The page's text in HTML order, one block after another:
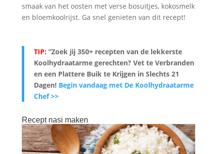
smaak van het oosten met verse bosuitjes, kokosmelk
en bloemkoolrijst. Ga snel genieten van dit recept!
TIP:”Zoek jij 350+ recepten van de lekkerste
Koolhydraatarme gerechten? Vet te Verbranden
en een Plattere Buik te Krijgen in Slechts 21
Dagen! Begin vandaag met De Koolhydraatarme
Chef >>
Recept nasi maken